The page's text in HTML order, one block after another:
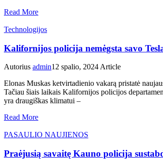
Read More
Technologijos
Kalifornijos policija nemėgsta savo
Autorius admin12 spalio, 2024 Article
Elonas Muskas ketvirtadienio vakarą pristatė
Tačiau šiais laikais Kalifornijos policijos
yra draugiškas klimatui –
Read More
PASAULIO NAUJIENOS
Praėjusią savaitę Kauno policija